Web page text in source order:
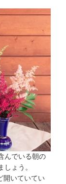
んでいる朝の
しょう。
開いていてい